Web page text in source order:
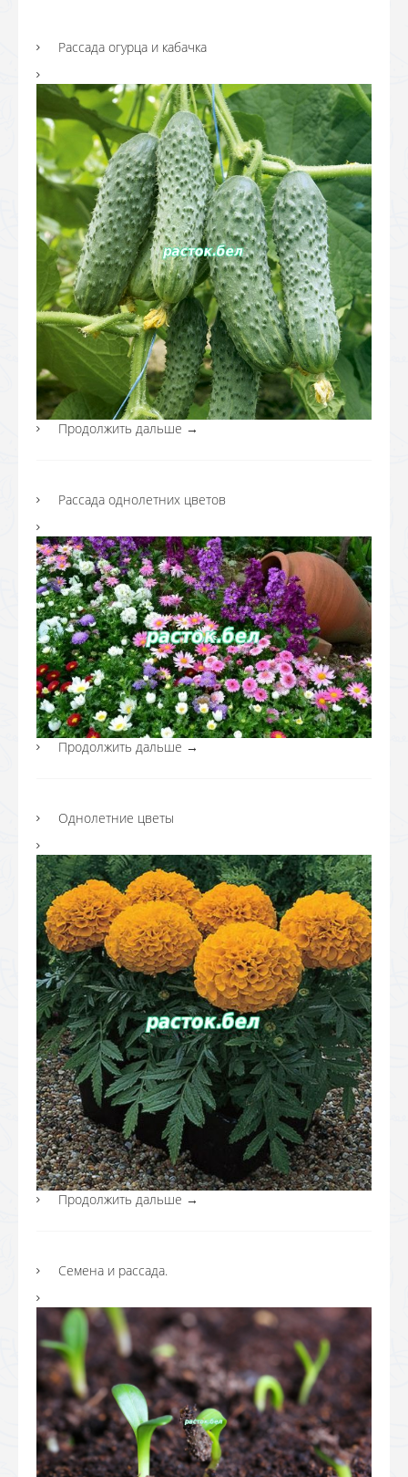
Рассада огурца и кабачка
Продолжить дальше →
Рассада однолетних цветов
Продолжить дальше →
Однолетние цветы
Продолжить дальше →
Семена и рассада.